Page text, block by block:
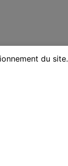
du site.